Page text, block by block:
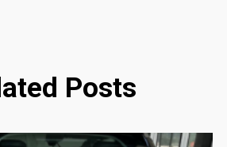
Posts